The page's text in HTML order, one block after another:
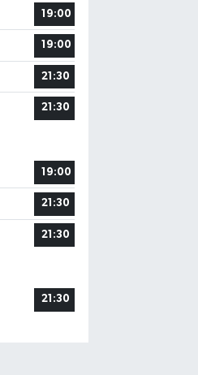
19:00
19:00
21:30
21:30
19:00
21:30
21:30
21:30